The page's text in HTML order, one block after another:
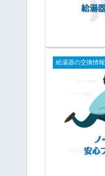
給湯器の交換情報